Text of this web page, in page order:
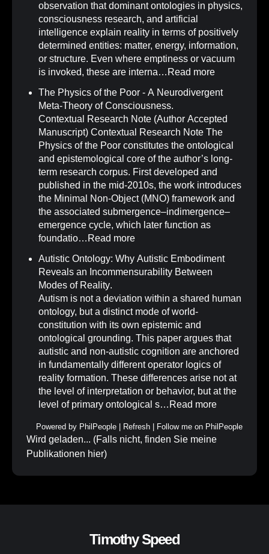
observation that dominant ontologies in physics,
consciousness research, and artificial
intelligence explain reality in terms of positively
determined entities: matter, energy, information,
or structure. Even where emptiness or vacuum
is invoked, these are interna… Read more
The Physics of the Poor - A Neurodivergent
Meta-Theory of Consciousness.
Contextual Research Note (Author Accepted
Manuscript) Contextual Research Note The
Physics of the Poor constitutes the ontological
and epistemological core of the author’s long-
term research corpus. First developed and
published in the mid-2010s, the work introduces
the Minimal Non-Object (MNO) framework and
the associated submergence–indimergence–
emergence cycle, which later function as
foundatio… Read more
Autistic Ontology: Why Autistic Embodiment
Reveals an Incommensurability Between
Modes of Reality.
Autism is not a deviation within a shared human
ontology, but a distinct mode of world-
constitution with its own epistemic and
ontological grounding. This paper argues that
autistic and non-autistic cognition are anchored
in fundamentally different operator logics of
reality formation. These differences arise not at
the level of interpretation or behavior, but at the
level of primary ontological s… Read more
Powered by PhilPeople Refresh Follow me on PhilPeople
Wird geladen... (Falls nicht, finden Sie meine
Publikationen hier)
Timothy Speed